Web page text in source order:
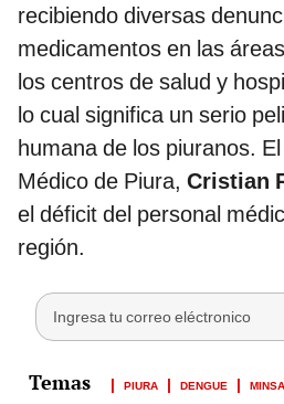
recibiendo diversas
medicamentos en las
los centros de salud y
lo cual significa un serio
humana de los piuranos.
Médico de Piura, Cristian
el déficit del personal
región.
PIURA DENGUE MINSA